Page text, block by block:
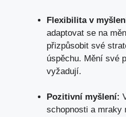
Flexibilita v
adaptovat se na
přizpůsobit své
úspěchu. Mění své
vyžadují.
Pozitivní myšlení:
schopnosti a mraky